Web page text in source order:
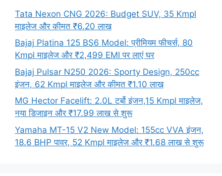
Tata Nexon CNG 2026: Budget SUV, 35 Kmpl
माइलेज और कीमत ₹6.20 लाख
Bajaj Platina 125 BS6 Model: प्रीमियम फीचर्स, 80
Kmpl माइलेज और ₹2,499 EMI पर लाएं घर
Bajaj Pulsar N250 2026: Sporty Design, 250cc
इंजन, 62 Kmpl माइलेज और कीमत ₹1.10 लाख
MG Hector Facelift: 2.0L टर्बो इंजन,15 Kmpl माइलेज,
नया डिजाइन और ₹17.99 लाख से शुरू
Yamaha MT-15 V2 New Model: 155cc VVA इंजन,
18.6 BHP पावर, 52 Kmpl माइलेज और ₹1.68 लाख से शुरू